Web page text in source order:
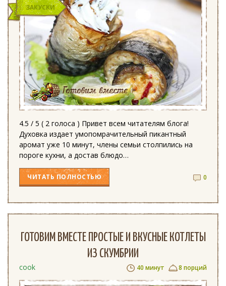
ЗАКУСКИ
4.5 / 5 ( 2 голоса ) Привет всем читателям блога!
Духовка издает умопомрачительный пикантный
аромат уже 10 минут, члены семьи столпились на
пороге кухни, а достав блюдо…
ЧИТАТЬ ПОЛНОСТЬЮ 0
ГОТОВИМ ВМЕСТЕ ПРОСТЫЕ И ВКУСНЫЕ КОТЛЕТЫ
ИЗ СКУМБРИИ
cook 40 минут 8 порций